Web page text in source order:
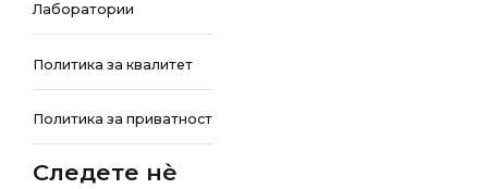
Лаборатории
Политика за квалитет
Политика за приватност
Следете нѐ